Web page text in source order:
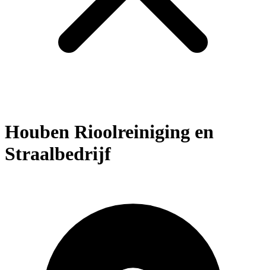
Houben Rioolreiniging en
Straalbedrijf